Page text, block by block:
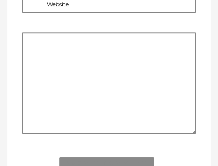
Website